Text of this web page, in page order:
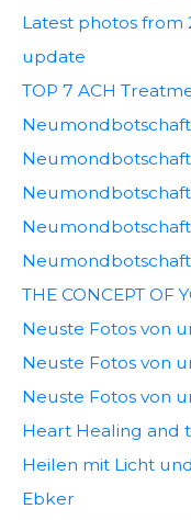
Latest photos from
update
TOP 7 ACH
Neumondbotschaft
Neumondbotschaft
Neumondbotschaft
Neumondbotschaft
Neumondbotschaft
THE CONCEPT OF
Neuste Fotos von
Neuste Fotos von
Neuste Fotos von
Heart Healing and
Heilen mit Licht
Ebker